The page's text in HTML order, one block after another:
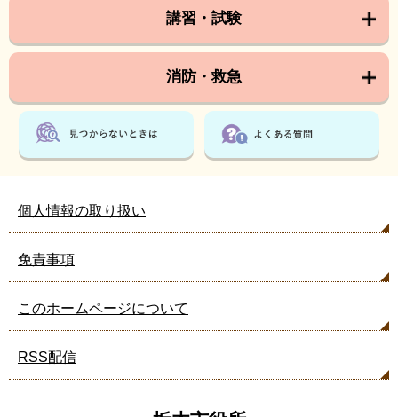
講習・試験
消防・救急
個人情報の取り扱い
免責事項
このホームページについて
RSS配信